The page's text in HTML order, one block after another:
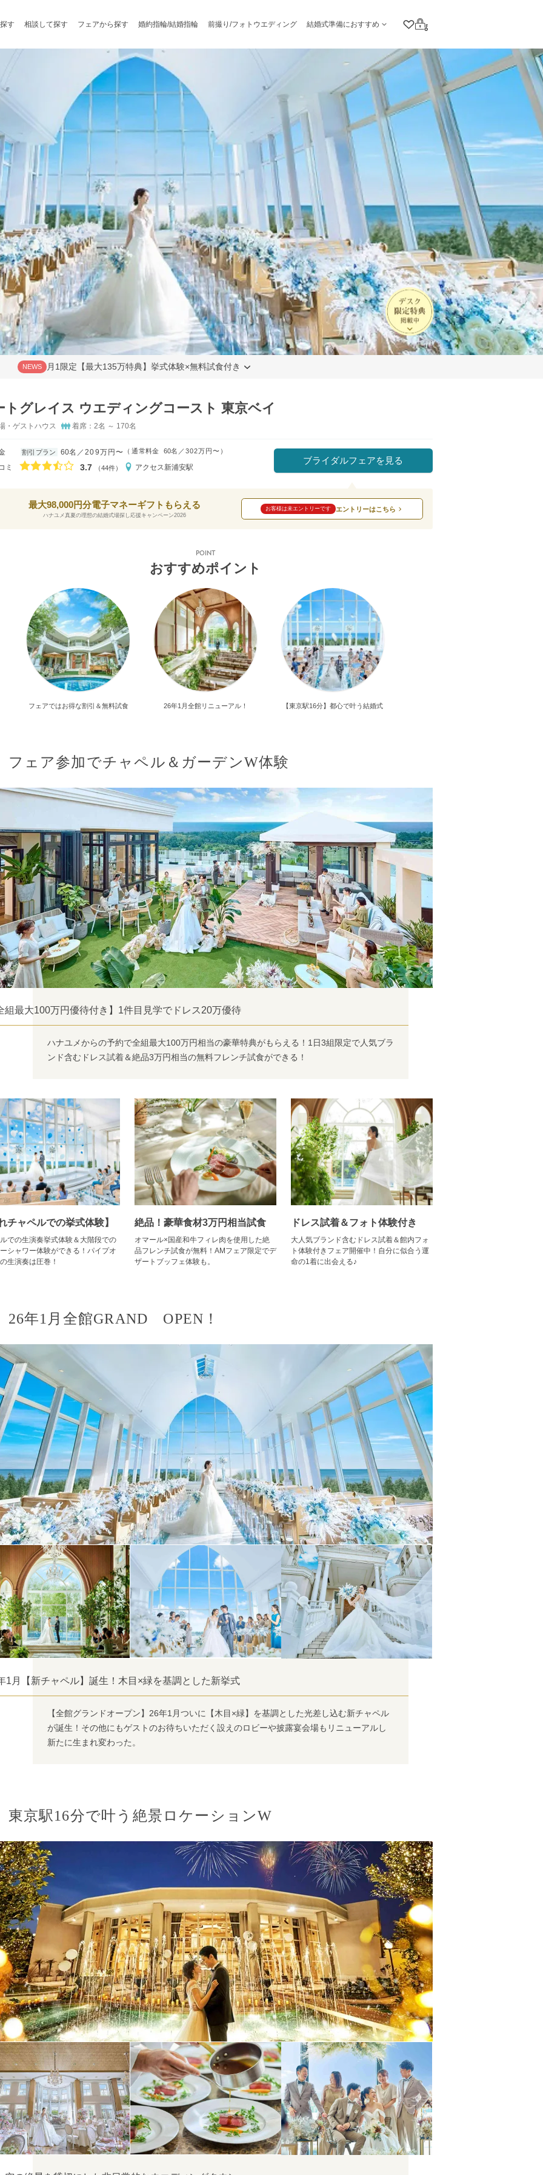
す 相談して探す フェアから探す 婚約指輪/結婚指輪 前撮り/フォトウエディング 結婚式準備におすすめ
クリップリスト
ログイン
NEWS 月1限定【最大135万特典】挙式体験×無料試食付き
トグレイス ウエディングコースト 東京ベイ
・ゲストハウス 着席：2名 ～ 170名
割引プラン 60名 209万円〜 （ 通常料金 60名 302万円〜 ）
ミ 口コミ評価
3.7 （44件） アクセス 新浦安駅
ブライダルフェアを見る
最大98,000円分電子マネーギフトもらえる
ハナユメ真夏の理想の結婚式場探し応援キャンペーン2026
お客様は未エントリーです エントリーはこちら
POINT
おすすめポイント
フェアではお得な割引＆無料試食 26年1月全館リニューアル！ 【東京駅16分】都心で叶う結婚式
フェア参加でチャペル＆ガーデンW体験
組最大100万円優待付き】1件目見学でドレス20万優待
ハナユメからの予約で全組最大100万円相当の豪華特典がもらえる！1日3組限定で人気ブラ
ンド含むドレス試着＆絶品3万円相当の無料フレンチ試食ができる！
チャペルでの挙式体験】
での生演奏挙式体験＆大階段での
シャワー体験ができる！パイプオ
生演奏は圧巻！
絶品！豪華食材3万円相当試食
オマール×国産和牛フィレ肉を使用した絶
品フレンチ試食が無料！AMフェア限定でデ
ザートブッフェ体験も。
ドレス試着＆フォト体験付き
大人気ブランド含むドレス試着＆館内フォ
ト体験付きフェア開催中！自分に似合う運
命の1着に出会える♪
26年1月全館GRAND OPEN！
1月【新チャペル】誕生！木目×緑を基調とした新挙式
【全館グランドオープン】26年1月ついに【木目×緑】を基調とした光差し込む新チャペル
が誕生！その他にもゲストのお待ちいただく設えのロビーや披露宴会場もリニューアルし
新たに生まれ変わった。
東京駅16分で叶う絶景ロケーションW